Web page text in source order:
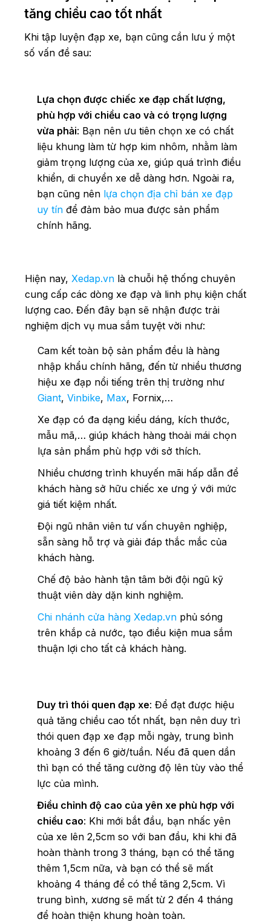
tăng chiều cao tốt nhất
Khi tập luyện đạp xe, bạn cũng cần lưu ý một
số vấn đề sau:
Lựa chọn được chiếc xe đạp chất lượng,
phù hợp với chiều cao và có trọng lượng
vừa phải: Bạn nên ưu tiên chọn xe có chất
liệu khung làm từ hợp kim nhôm, nhằm làm
giảm trọng lượng của xe, giúp quá trình điều
khiển, di chuyển xe dễ dàng hơn. Ngoài ra,
bạn cũng nên lựa chọn địa chỉ bán xe đạp
uy tín để đảm bảo mua được sản phẩm
chính hãng.
Hiện nay, Xedap.vn là chuỗi hệ thống chuyên
cung cấp các dòng xe đạp và linh phụ kiện chất
lượng cao. Đến đây bạn sẽ nhận được trải
nghiệm dịch vụ mua sắm tuyệt vời như:
Cam kết toàn bộ sản phẩm đều là hàng
nhập khẩu chính hãng, đến từ nhiều thương
hiệu xe đạp nổi tiếng trên thị trường như
Giant, Vinbike, Max, Fornix,…
Xe đạp có đa dạng kiểu dáng, kích thước,
mẫu mã,… giúp khách hàng thoải mái chọn
lựa sản phẩm phù hợp với sở thích.
Nhiều chương trình khuyến mãi hấp dẫn để
khách hàng sở hữu chiếc xe ưng ý với mức
giá tiết kiệm nhất.
Đội ngũ nhân viên tư vấn chuyên nghiệp,
sẵn sàng hỗ trợ và giải đáp thắc mắc của
khách hàng.
Chế độ bảo hành tận tâm bởi đội ngũ kỹ
thuật viên dày dặn kinh nghiệm.
Chi nhánh cửa hàng Xedap.vn phủ sóng
trên khắp cả nước, tạo điều kiện mua sắm
thuận lợi cho tất cả khách hàng.
Duy trì thói quen đạp xe: Để đạt được hiệu
quả tăng chiều cao tốt nhất, bạn nên duy trì
thói quen đạp xe đạp mỗi ngày, trung bình
khoảng 3 đến 6 giờ/tuần. Nếu đã quen dần
thì bạn có thể tăng cường độ lên tùy vào thể
lực của mình.
Điều chỉnh độ cao của yên xe phù hợp với
chiều cao: Khi mới bắt đầu, bạn nhấc yên
của xe lên 2,5cm so với ban đầu, khi khi đã
hoàn thành trong 3 tháng, bạn có thể tăng
thêm 1,5cm nữa, và bạn có thể sẽ mất
khoảng 4 tháng để có thể tăng 2,5cm. Vì
trung bình, xương sẽ mất từ 2 đến 4 tháng
để hoàn thiện khung hoàn toàn.